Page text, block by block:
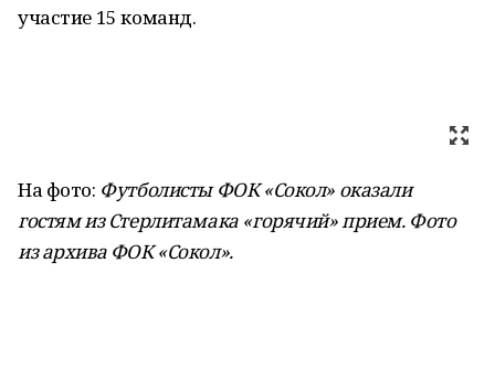
участие 15 команд.
На фото: Футболисты ФОК «Сокол» оказали
гостям из Стерлитамака «горячий» прием. Фото
из архива ФОК «Сокол».